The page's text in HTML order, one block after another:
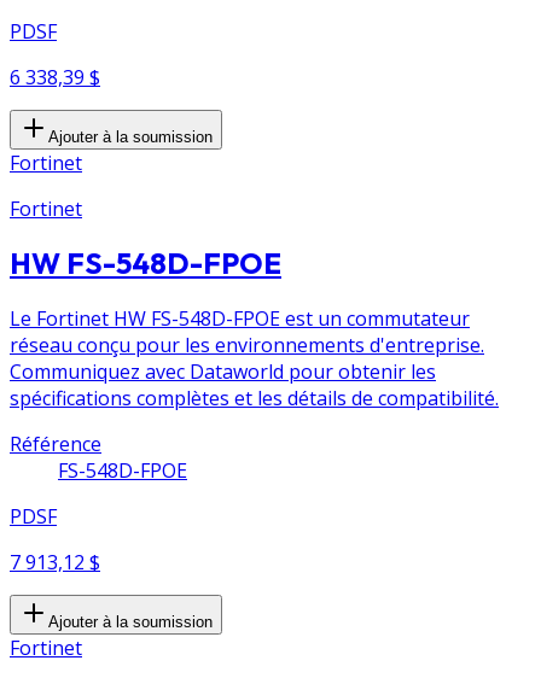
PDSF
6 338,39 $
Ajouter à la soumission
Fortinet
Fortinet
HW FS-548D-FPOE
Le Fortinet HW FS-548D-FPOE est un commutateur
réseau conçu pour les environnements d'entreprise.
Communiquez avec Dataworld pour obtenir les
spécifications complètes et les détails de compatibilité.
Référence
FS-548D-FPOE
PDSF
7 913,12 $
Ajouter à la soumission
Fortinet